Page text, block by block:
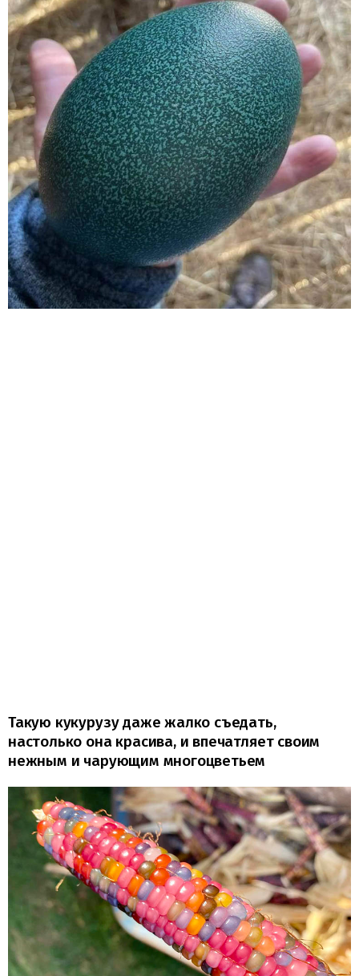
Такую кукурузу даже жалко съедать,
настолько она красива, и впечатляет своим
нежным и чарующим многоцветьем